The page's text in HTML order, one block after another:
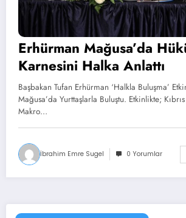
Erhürman Mağusa’da
Karnesini Halka Anlattı
Başbakan Tufan Erhürman ‘Halkla Buluşma’
Mağusa’da Yurttaşlarla Buluştu. Etkinlikte;
Makro…
İbrahim Emre Sugel 0 Yorumlar